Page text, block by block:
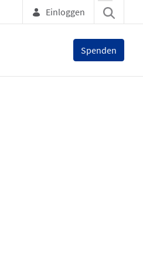
Einloggen
Spenden